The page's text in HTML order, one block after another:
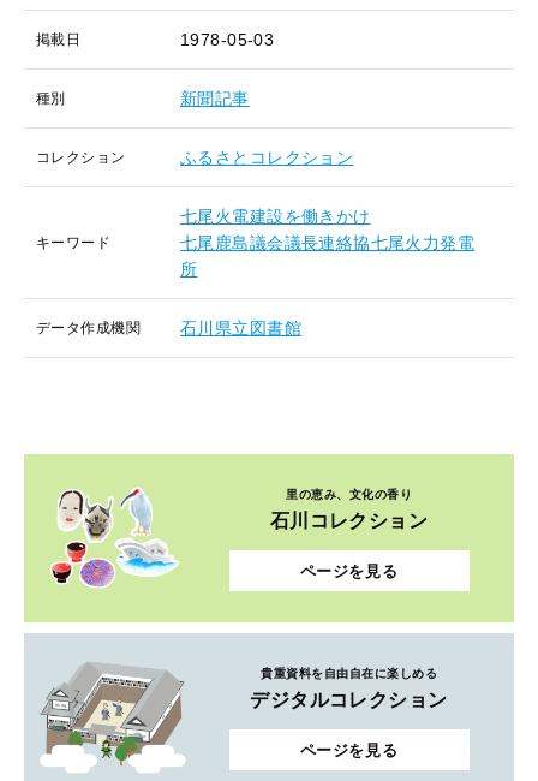
掲載日 1978-05-03
種別 新聞記事
コレクション ふるさとコレクション
キーワード
七尾火電建設を働きかけ
七尾鹿島議会議長連絡協七尾火力発電
所
データ作成機関 石川県立図書館
里の恵み、文化の香り
石川コレクション
ページを見る
貴重資料を自由自在に楽しめる
デジタルコレクション
ページを見る